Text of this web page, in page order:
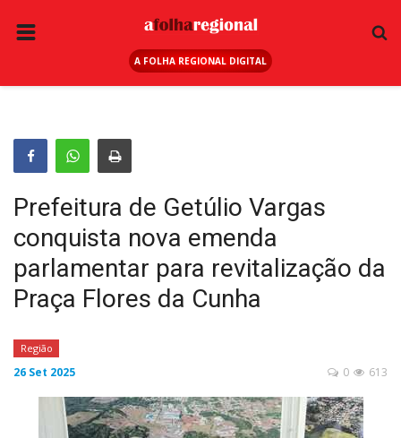
A FOLHA REGIONAL DIGITAL
ANUNCIE AQUI
ESPORTE
REGIÃO
SAÚDE
EDUCAÇÃO
SEGURANÇA
GERAL
CONTATO
Prefeitura de Getúlio Vargas
conquista nova emenda
parlamentar para revitalização da
Praça Flores da Cunha
Região
26 Set 2025 613
0